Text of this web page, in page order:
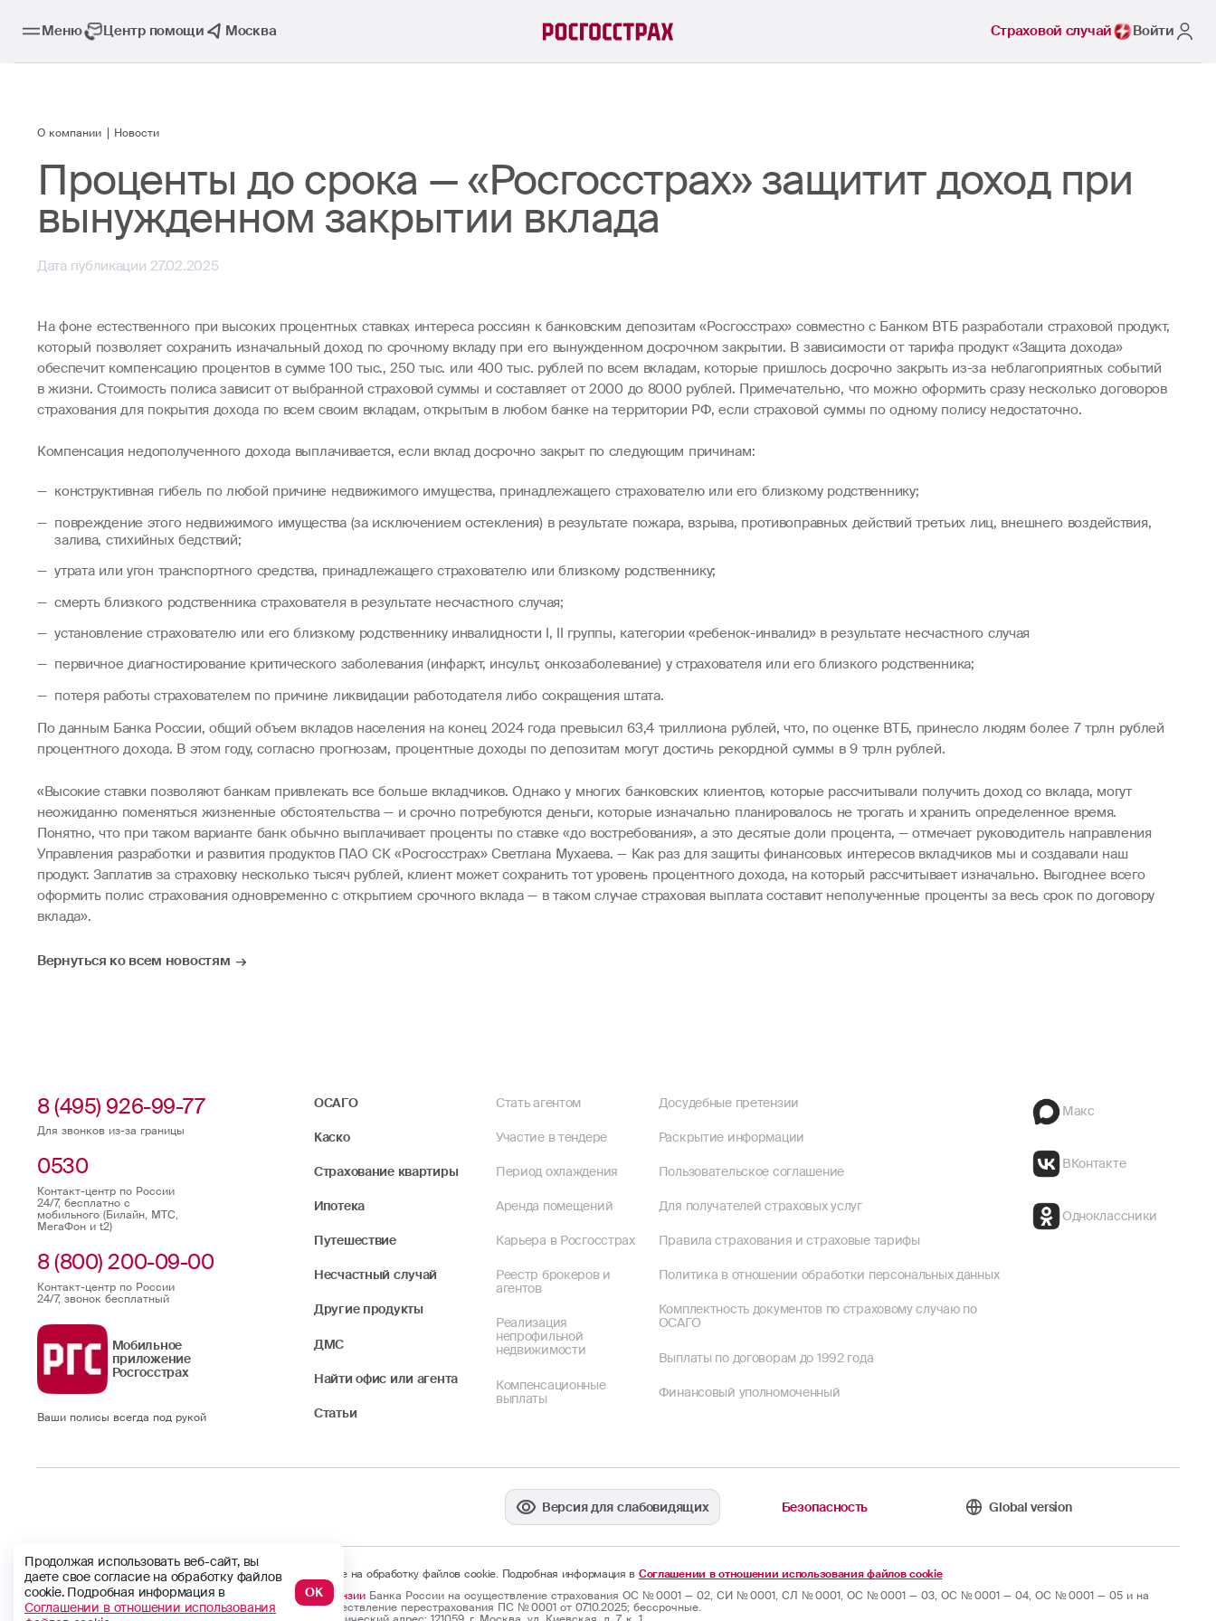
Меню Центр помощи Москва Страховой случай Войти
О компании Новости
Проценты до срока — «Росгосстрах» защитит доход при
вынужденном закрытии вклада
Дата публикации 27.02.2025
На фоне естественного при высоких процентных ставках интереса россиян к банковским депозитам «Росгосстрах» совместно с Банком ВТБ разработали страховой продукт,
который позволяет сохранить изначальный доход по срочному вкладу при его вынужденном досрочном закрытии. В зависимости от тарифа продукт «Защита дохода»
обеспечит компенсацию процентов в сумме 100 тыс., 250 тыс. или 400 тыс. рублей по всем вкладам, которые пришлось досрочно закрыть из-за неблагоприятных событий
в жизни. Стоимость полиса зависит от выбранной страховой суммы и составляет от 2000 до 8000 рублей. Примечательно, что можно оформить сразу несколько договоров
страхования для покрытия дохода по всем своим вкладам, открытым в любом банке на территории РФ, если страховой суммы по одному полису недостаточно.
Компенсация недополученного дохода выплачивается, если вклад досрочно закрыт по следующим причинам:
конструктивная гибель по любой причине недвижимого имущества, принадлежащего страхователю или его близкому родственнику;
повреждение этого недвижимого имущества (за исключением остекления) в результате пожара, взрыва, противоправных действий третьих лиц, внешнего воздействия,
залива, стихийных бедствий;
утрата или угон транспортного средства, принадлежащего страхователю или близкому родственнику;
смерть близкого родственника страхователя в результате несчастного случая;
установление страхователю или его близкому родственнику инвалидности I, II группы, категории «ребенок-инвалид» в результате несчастного случая
первичное диагностирование критического заболевания (инфаркт, инсульт, онкозаболевание) у страхователя или его близкого родственника;
потеря работы страхователем по причине ликвидации работодателя либо сокращения штата.
По данным Банка России, общий объем вкладов населения на конец 2024 года превысил 63,4 триллиона рублей, что, по оценке ВТБ, принесло людям более 7 трлн рублей
процентного дохода. В этом году, согласно прогнозам, процентные доходы по депозитам могут достичь рекордной суммы в 9 трлн рублей.
«Высокие ставки позволяют банкам привлекать все больше вкладчиков. Однако у многих банковских клиентов, которые рассчитывали получить доход со вклада, могут
неожиданно поменяться жизненные обстоятельства — и срочно потребуются деньги, которые изначально планировалось не трогать и хранить определенное время.
Понятно, что при таком варианте банк обычно выплачивает проценты по ставке «до востребования», а это десятые доли процента, — отмечает руководитель направления
Управления разработки и развития продуктов ПАО СК «Росгосстрах» Светлана Мухаева. — Как раз для защиты финансовых интересов вкладчиков мы и создавали наш
продукт. Заплатив за страховку несколько тысяч рублей, клиент может сохранить тот уровень процентного дохода, на который рассчитывает изначально. Выгоднее всего
оформить полис страхования одновременно с открытием срочного вклада — в таком случае страховая выплата составит неполученные проценты за весь срок по договору
вклада».
Вернуться ко всем новостям
8 (495) 926-99-77
Для звонков из-за границы
0530
Контакт-центр по России
24/7, бесплатно с
мобильного (Билайн, МТС,
МегаФон и t2)
8 (800) 200-09-00
Контакт-центр по России
24/7, звонок бесплатный
Мобильное
приложение
Росгосстрах
Ваши полисы всегда под рукой
ОСАГО
Каско
Страхование квартиры
Ипотека
Путешествие
Несчастный случай
Другие продукты
ДМС
Найти офис или агента
Статьи
Стать агентом
Участие в тендере
Период охлаждения
Аренда помещений
Карьера в Росгосстрах
Реестр брокеров и
агентов
Реализация
непрофильной
недвижимости
Компенсационные
выплаты
Досудебные претензии
Раскрытие информации
Пользовательское соглашение
Для получателей страховых услуг
Правила страхования и страховые тарифы
Политика в отношении обработки персональных данных
Комплектность документов по страховому случаю по
ОСАГО
Выплаты по договорам до 1992 года
Финансовый уполномоченный
Макс
ВКонтакте
Одноклассники
Версия для слабовидящих Безопасность Global version
Продолжая использовать веб-сайт, вы даете свое согласие на обработку файлов cookie. Подробная информация в Соглашении в отношении использования файлов cookie
© Официальный сайт
ПАО СК «Росгосстрах». 2009 — 2026 гг.
Лицензии Банка России на осуществление страхования ОС № 0001 — 02, СИ № 0001, СЛ № 0001, ОС № 0001 — 03, ОС № 0001 — 04, ОС № 0001 — 05 и на
осуществление перестрахования ПС № 0001 от 07.10.2025; бессрочные.
Продолжая использовать веб-сайт, вы
даете свое согласие на обработку файлов
cookie. Подробная информация в
Соглашении в отношении использования
ОК